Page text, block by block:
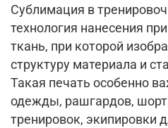
Сублимация в
технология нанесения
ткань, при которой
структуру материала и
Такая печать особенно
одежды, рашгардов,
тренировок, экипировки